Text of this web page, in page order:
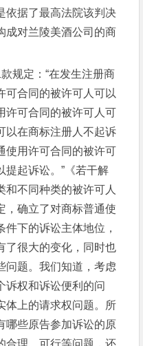
依据了最高法院该判决
成对兰陵美酒公司的商
规定：“在发生注册商
可合同的被许可人可以
许可合同的被许可人可
以在商标注册人不起诉
使用许可合同的被许可
提起诉讼。”《若干解
和不同种类的被许可人
，确立了对商标普通使
下的诉讼主体地位，
了很大的变化，同时也
问题。我们知道，考虑
诉权和诉讼便利的问
体上的请求权问题。所
哪些原告参加诉讼的原
合理、可行等问题，还